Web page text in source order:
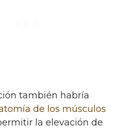
también habría
de los músculos
la elevación de